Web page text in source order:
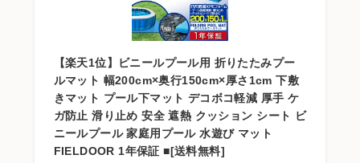
【楽天1位】ビニールプール用 折りたたみプー
ルマット 幅200cm×奥行150cm×厚さ1cm 下敷
きマット プール下マット デコボコ軽減 厚手 ケ
ガ防止 滑り止め 安全 遮熱 クッション シート ビ
ニールプール 家庭用プール 水遊び マット
FIELDOOR 1年保証 ■[送料無料]